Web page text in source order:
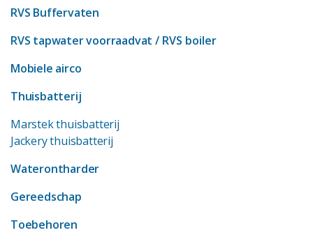
RVS Buffervaten
RVS tapwater voorraadvat / RVS boiler
Mobiele airco
Thuisbatterij
Marstek thuisbatterij
Jackery thuisbatterij
Waterontharder
Gereedschap
Toebehoren